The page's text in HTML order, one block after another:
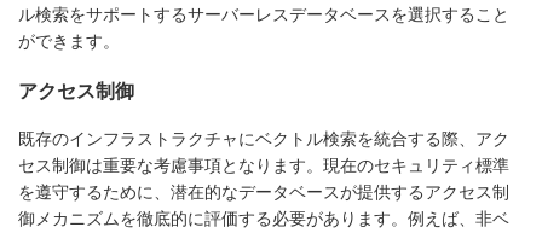
ル検索をサポートするサーバーレスデータベースを選択すること
ができます。
アクセス制御
既存のインフラストラクチャにベクトル検索を統合する際、アク
セス制御は重要な考慮事項となります。現在のセキュリティ標準
を遵守するために、潜在的なデータベースが提供するアクセス制
御メカニズムを徹底的に評価する必要があります。例えば、非ベ